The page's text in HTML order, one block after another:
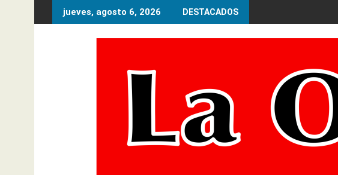
al
jueves, agosto 6, 2026 DESTACADOS